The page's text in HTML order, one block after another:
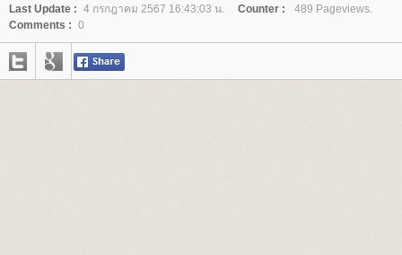
Last Update : 4 กรกฎาคม 2567 16:43:03 น. Counter :
489 Pageviews.
Comments : 0